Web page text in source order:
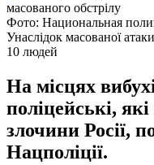
Фото: Национальная
Унаслідок масованої
10 людей
На місцях
поліцейські,
злочини Росії,
Нацполіції.